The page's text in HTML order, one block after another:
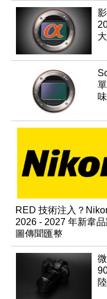
味
RED 技術注入？
2026 - 2027 年新韋
圖傳聞匯整